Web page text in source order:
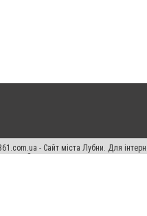
- Сайт міста Лубни. Для
Законом.